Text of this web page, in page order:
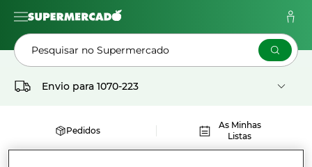
Pesquisar no Supermercado
Envio para 1070-223
Pedidos
As Minhas
Listas